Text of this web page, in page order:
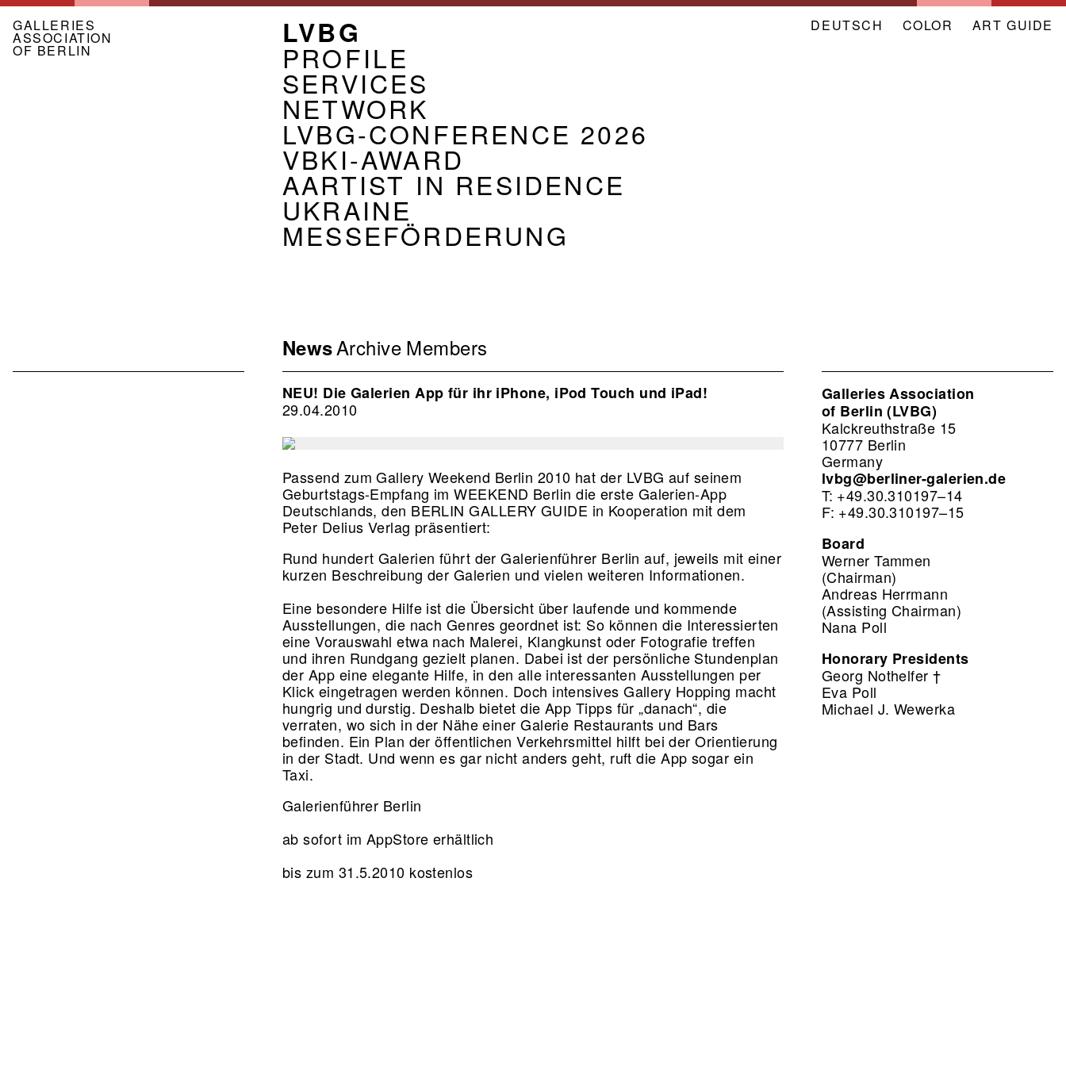
Skip
main
content
GALLERIES
ASSOCIATION
OF BERLIN
MENU
ASSOCIATION
EN
LVBG
PROFILE
SERVICES
NETWORK
LVBG-CONFERENCE 2026
VBKI-AWARD
AARTIST IN RESIDENCE
UKRAINE
MESSEFÖRDERUNG
DEUTSCH COLOR NAVIGATION
ART GUIDE
Menu
Association
EN
2nd
Level
NewsArchive Members
NEU! Die Galerien App für ihr iPhone, iPod Touch und iPad!
29.04.2010
Passend zum Gallery Weekend Berlin 2010 hat der LVBG auf seinem
Geburtstags-Empfang im WEEKEND Berlin die erste Galerien-App
Deutschlands, den BERLIN GALLERY GUIDE in Kooperation mit dem
Peter Delius Verlag präsentiert:
Rund hundert Galerien führt der Galerienführer Berlin auf, jeweils mit einer
kurzen Beschreibung der Galerien und vielen weiteren Informationen.
Eine besondere Hilfe ist die Übersicht über laufende und kommende
Ausstellungen, die nach Genres geordnet ist: So können die Interessierten
eine Vorauswahl etwa nach Malerei, Klangkunst oder Fotografie treffen
und ihren Rundgang gezielt planen. Dabei ist der persönliche Stundenplan
der App eine elegante Hilfe, in den alle interessanten Ausstellungen per
Klick eingetragen werden können. Doch intensives Gallery Hopping macht
hungrig und durstig. Deshalb bietet die App Tipps für „danach“, die
verraten, wo sich in der Nähe einer Galerie Restaurants und Bars
befinden. Ein Plan der öffentlichen Verkehrsmittel hilft bei der Orientierung
in der Stadt. Und wenn es gar nicht anders geht, ruft die App sogar ein
Taxi.
Galerienführer Berlin
ab sofort im AppStore erhältlich
bis zum 31.5.2010 kostenlos
Galleries Association
of Berlin (LVBG)
Kalckreuthstraße 15
10777 Berlin
Germany
lvbg@berliner-galerien.de
T: +49.30.310197–14
F: +49.30.310197–15
Board
Werner Tammen
(Chairman)
Andreas Herrmann
(Assisting Chairman)
Nana Poll
Honorary Presidents
Georg Nothelfer †
Eva Poll
Michael J. Wewerka